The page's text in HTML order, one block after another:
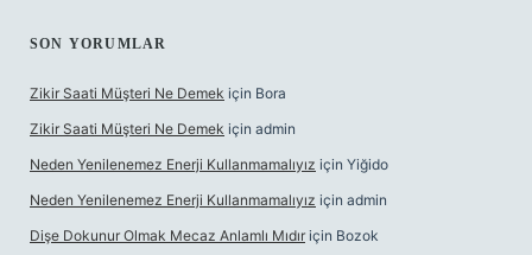
SON YORUMLAR
Zikir Saati Müşteri Ne Demek için Bora
Zikir Saati Müşteri Ne Demek için admin
Neden Yenilenemez Enerji Kullanmamalıyız için Yiğido
Neden Yenilenemez Enerji Kullanmamalıyız için admin
Dişe Dokunur Olmak Mecaz Anlamlı Mıdır için Bozok